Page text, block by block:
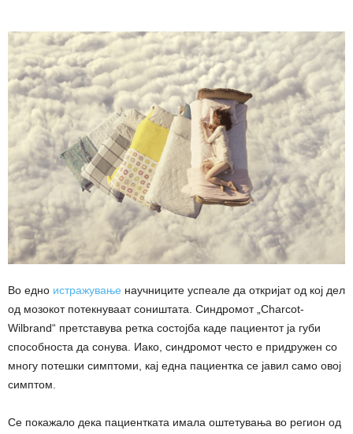
Во едно истражување научниците успеале да откријат од кој дел
од мозокот потекнуваат соништата. Синдромот „Charcot-
Wilbrand“ претставува ретка состојба каде пациентот ја губи
способноста да сонува. Иако, синдромот често е придружен со
многу потешки симптоми, кај една пациентка се јавил само овој
симптом.
Се покажало дека пациентката имала оштетувања во регион од